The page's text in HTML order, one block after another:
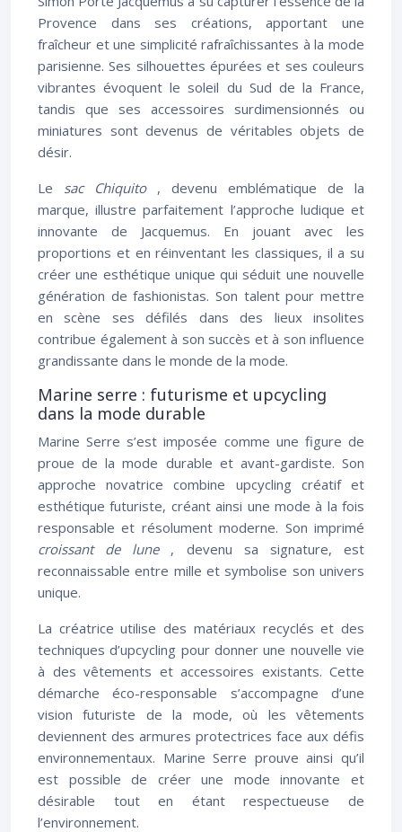
Provence dans ses créations, apportant une
fraîcheur et une simplicité rafraîchissantes à la mode
parisienne. Ses silhouettes épurées et ses couleurs
vibrantes évoquent le soleil du Sud de la France,
tandis que ses accessoires surdimensionnés ou
miniatures sont devenus de véritables objets de
désir.
Le sac Chiquito , devenu emblématique de la
marque, illustre parfaitement l’approche ludique et
innovante de Jacquemus. En jouant avec les
proportions et en réinventant les classiques, il a su
créer une esthétique unique qui séduit une nouvelle
génération de fashionistas. Son talent pour mettre
en scène ses défilés dans des lieux insolites
contribue également à son succès et à son influence
grandissante dans le monde de la mode.
Marine serre : futurisme et upcycling
dans la mode durable
Marine Serre s’est imposée comme une figure de
proue de la mode durable et avant-gardiste. Son
approche novatrice combine upcycling créatif et
esthétique futuriste, créant ainsi une mode à la fois
responsable et résolument moderne. Son imprimé
croissant de lune , devenu sa signature, est
reconnaissable entre mille et symbolise son univers
unique.
La créatrice utilise des matériaux recyclés et des
techniques d’upcycling pour donner une nouvelle vie
à des vêtements et accessoires existants. Cette
démarche éco-responsable s’accompagne d’une
vision futuriste de la mode, où les vêtements
deviennent des armures protectrices face aux défis
environnementaux. Marine Serre prouve ainsi qu’il
est possible de créer une mode innovante et
désirable tout en étant respectueuse de
l’environnement.